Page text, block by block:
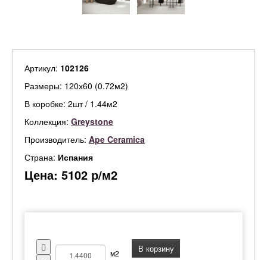
Артикул: 102126
Размеры: 120х60 (0.72м2)
В коробке: 2шт / 1.44м2
Коллекция: Greystone
Производитель: Ape Ceramica
Страна: Испания
Цена: 5102 р/м2
м2 В корзину